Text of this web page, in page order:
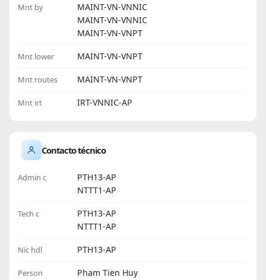
Mnt by
MAINT-VN-VNNIC
MAINT-VN-VNNIC
MAINT-VN-VNPT
Mnt lower MAINT-VN-VNPT
Mnt routes MAINT-VN-VNPT
Mnt irt IRT-VNNIC-AP
Contacto técnico
Admin c
PTH13-AP
NTTT1-AP
Tech c
PTH13-AP
NTTT1-AP
Nic hdl PTH13-AP
Person Pham Tien Huy